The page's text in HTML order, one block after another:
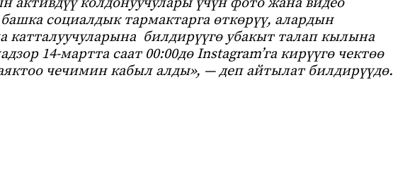
социалдык тармактарга өткөрүү, алардын
билдирүүгө убакыт талап кылына
14-мартта саат 00:00дө Instagram’га кирүүгө чектөө
чечимин кабыл алды», — деп айтылат билдирүүдө.